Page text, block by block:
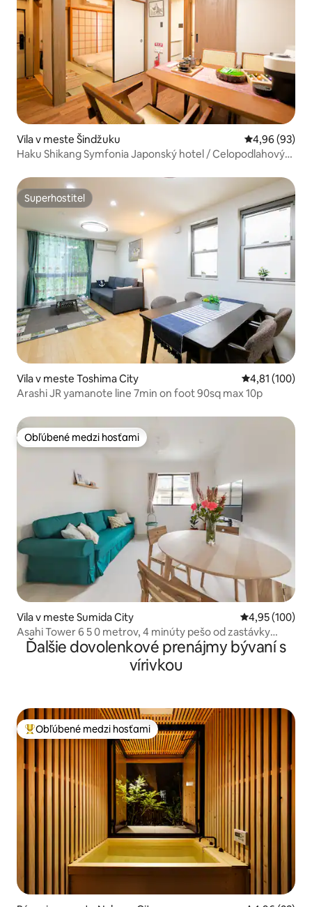
Vila v meste Šindžuku Priemerné
4,96 (93)
Haku Shikang Symfonia Japonský hotel / Celopodlahový
Prosperujúca štvrť Shinjuku / Stanica Higashi-Shinjuku 4
minúty / Maximálne 6 osôb / Nedávno zrekonštruovaný
Superhostiteľ
Superhostiteľ
Vila v meste Toshima City Priemerné
4,81 (100)
Arashi JR yamanote line 7min on foot 90sq max 10p
Obľúbené medzi hosťami
Obľúbené medzi hosťami
Vila v meste Sumida City Priemerné
4,95 (100)
Asahi Tower 6 5 0 metrov, 4 minúty pešo od zastávky
električky, priame spojenie s letiskami Narita a Haneda,
vysoké hodnotenie 4,96, novopostavená dvojpodlažná
Ďalšie dovolenkové prenájmy bývaní s
vírivkou
Najobľúbenejšie medzi hosťami
Obľúbené medzi hosťami